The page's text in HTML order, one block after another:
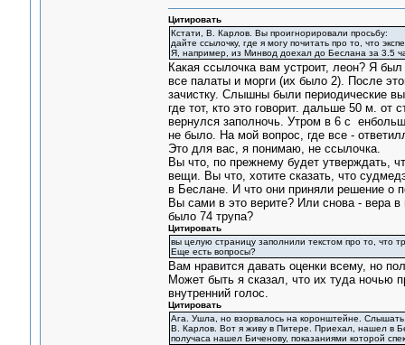
Цитировать
Кстати, В. Карлов. Вы проигнорировали просьбу:
дайте ссылочку, где я могу почитать про то, что
Я, например, из Минвод доехал до Беслана за 3.5
Какая ссылочка вам устроит, леон? Я
все палаты и морги (их было 2). После
зачистку. Слышны были периодические
где тот, кто это говорит. дальше 50 м.
вернулся заполночь. Утром в 6 с
не было. На мой вопрос, где все -
Это для вас, я понимаю, не ссылочка.
Вы что, по прежнему будет утверждать,
вещи. Вы что, хотите сказать, что
в Беслане. И что они приняли решение о
Вы сами в это верите? Или снова - вера в
было 74 трупа?
Цитировать
вы целую страницу заполнили текстом про то, что
Еще есть вопросы?
Вам нравится давать оценки всему, но
Может быть я сказал, что их туда ночью
внутренний голос.
Цитировать
Ага. Ушла, но взорвалось на коронштейне.
В. Карлов. Вот я живу в Питере. Приехал, нашел в
получаса нашел Биченову, показаниями которой